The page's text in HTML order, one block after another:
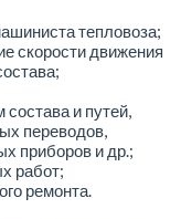
тепловоза;
скорости движения
и путей,
переводов,
приборов и др.;
работ;
ремонта.